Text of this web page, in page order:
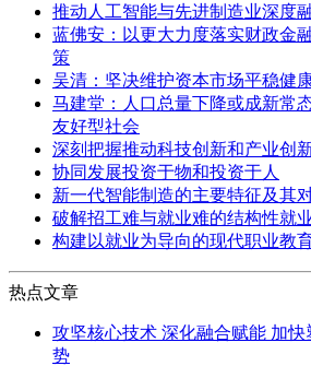
推动人工智能与先进制造业深度
蓝佛安：以更大力度落实财政金
策
吴清：坚决维护资本市场平稳健
马建堂：人口总量下降或成新常
友好型社会
深刻把握推动科技创新和产业创
协同发展投资于物和投资于人
新一代智能制造的主要特征及其
破解招工难与就业难的结构性就
构建以就业为导向的现代职业教
热点文章
攻坚核心技术 深化融合赋能 加
势